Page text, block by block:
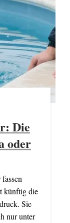
Die
oder
künftig die
Sie
nur unter